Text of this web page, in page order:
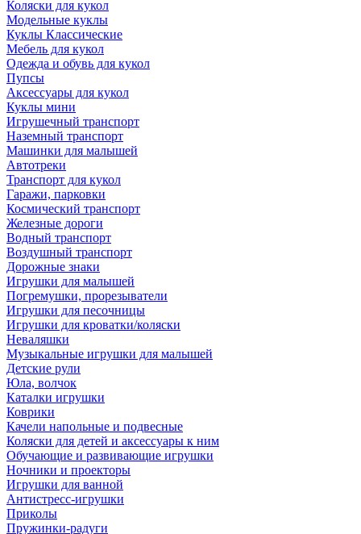
Коляски для кукол
Модельные куклы
Куклы Классические
Мебель для кукол
Одежда и обувь для кукол
Пупсы
Аксессуары для кукол
Куклы мини
Игрушечный транспорт
Наземный транспорт
Машинки для малышей
Автотреки
Транспорт для кукол
Гаражи, парковки
Космический транспорт
Железные дороги
Водный транспорт
Воздушный транспорт
Дорожные знаки
Игрушки для малышей
Погремушки, прорезыватели
Игрушки для песочницы
Игрушки для кроватки/коляски
Неваляшки
Музыкальные игрушки для малышей
Детские рули
Юла, волчок
Каталки игрушки
Коврики
Качели напольные и подвесные
Коляски для детей и аксессуары к ним
Обучающие и развивающие игрушки
Ночники и проекторы
Игрушки для ванной
Антистресс-игрушки
Приколы
Пружинки-радуги